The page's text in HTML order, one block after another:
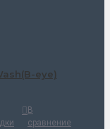
eye)
В
сравнение